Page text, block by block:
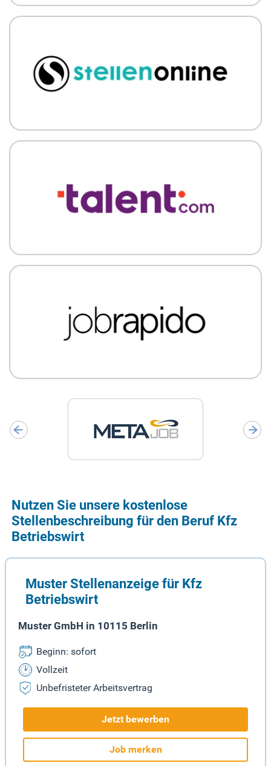
Nutzen Sie unsere kostenlose
Stellenbeschreibung für den Beruf Kfz
Betriebswirt
Muster Stellenanzeige für Kfz
Betriebswirt
Muster GmbH in 10115 Berlin
Beginn: sofort
Vollzeit
Unbefristeter Arbeitsvertrag
Jetzt bewerben
Job merken